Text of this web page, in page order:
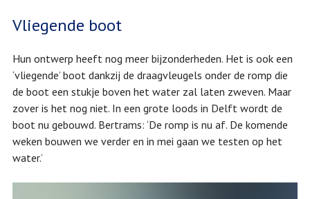
Vliegende boot
Hun ontwerp heeft nog meer bijzonderheden. Het is ook een
‘vliegende’ boot dankzij de draagvleugels onder de romp die
de boot een stukje boven het water zal laten zweven. Maar
zover is het nog niet. In een grote loods in Delft wordt de
boot nu gebouwd. Bertrams: ‘De romp is nu af. De komende
weken bouwen we verder en in mei gaan we testen op het
water.’